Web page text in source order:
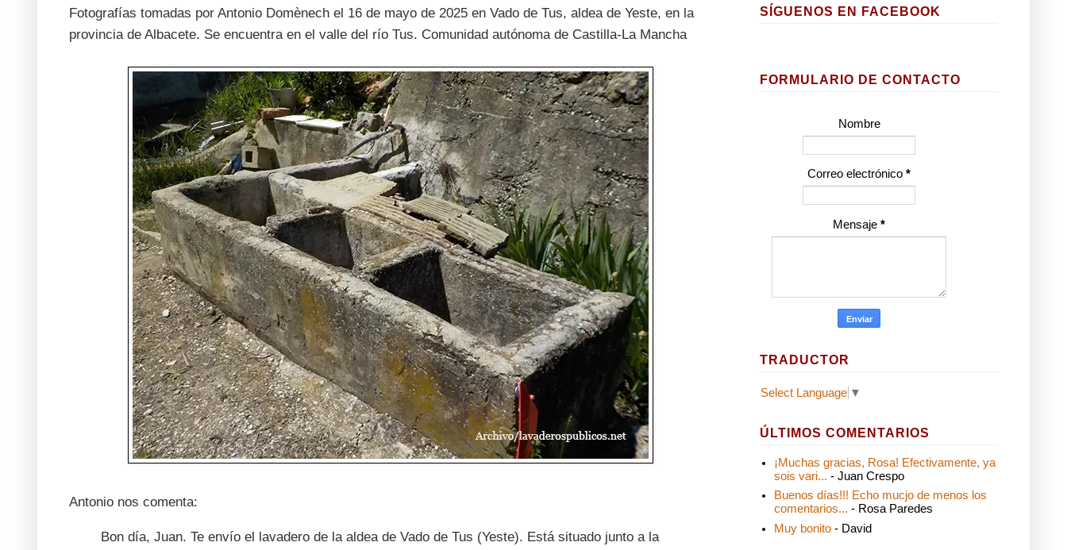
Fotografías tomadas por Antonio Domènech el 16 de mayo de 2025 en Vado de Tus, aldea de Yeste, en la
provincia de Albacete. Se encuentra en el valle del río Tus. Comunidad autónoma de Castilla-La Mancha
Antonio nos comenta:
Bon día, Juan. Te envío el lavadero de la aldea de Vado de Tus (Yeste). Está situado junto a la
SÍGUENOS EN FACEBOOK
FORMULARIO DE CONTACTO
Nombre
Correo electrónico *
Mensaje *
TRADUCTOR
Select Language ▼
ÚLTIMOS COMENTARIOS
¡Muchas gracias, Rosa! Efectivamente, ya
sois vari... - Juan Crespo
Buenos días!!! Echo mucjo de menos los
comentarios... - Rosa Paredes
Muy bonito - David